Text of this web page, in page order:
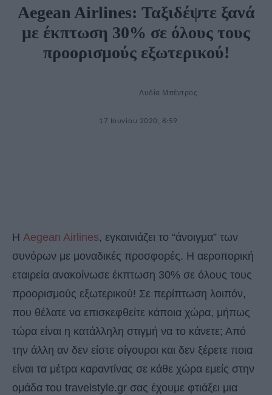
Aegean Airlines: Ταξιδέψτε ξανά
με έκπτωση 30% σε όλους τους
προορισμούς εξωτερικού!
Λυδία Μπέντρος
17 Ιουνίου 2020, 8:59
Η Aegean Airlines, εγκαινιάζει το “άνοιγμα” των
συνόρων με μοναδικές προσφορές. Η αεροπορική
εταιρεία ανακοίνωσε έκπτωση 30% σε όλους τους
προορισμούς εξωτερικού! Σε περίπτωση λοιπόν,
που θέλατε να επισκεφθείτε κάποια χώρα, μήπως
τώρα είναι η κατάλληλη στιγμή να το κάνετε; Από
την άλλη αν δεν είστε σίγουροι και δεν ξέρετε ποια
είναι τα μέτρα καραντίνας σε κάθε χώρα εμείς στην
ομάδα του travelstyle.gr σας έχουμε φτιάξει μια